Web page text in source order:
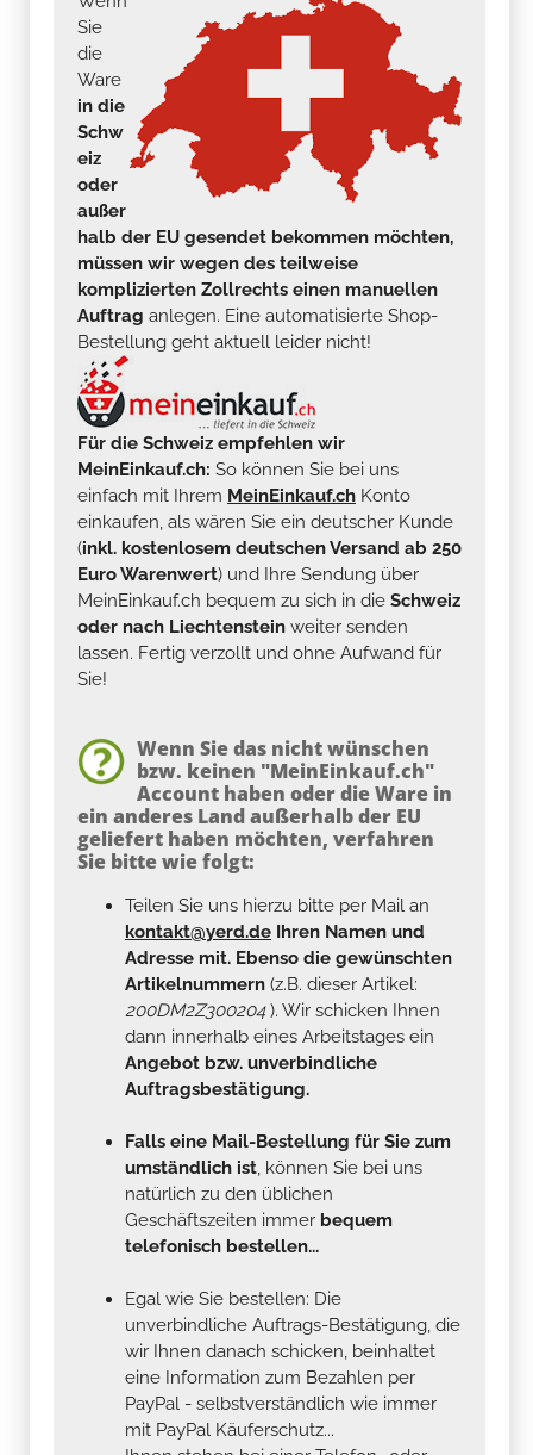
Sie
die
Ware
in die
Schw
eiz
oder
außer
halb der EU gesendet bekommen möchten,
müssen wir wegen des teilweise
komplizierten Zollrechts einen manuellen
Auftrag anlegen. Eine automatisierte Shop-
Bestellung geht aktuell leider nicht!
Für die Schweiz empfehlen wir
MeinEinkauf.ch: So können Sie bei uns
einfach mit Ihrem MeinEinkauf.ch Konto
einkaufen, als wären Sie ein deutscher Kunde
(inkl. kostenlosem deutschen Versand ab 250
Euro Warenwert) und Ihre Sendung über
MeinEinkauf.ch bequem zu sich in die Schweiz
oder nach Liechtenstein weiter senden
lassen. Fertig verzollt und ohne Aufwand für
Sie!
Wenn Sie das nicht wünschen
bzw. keinen "MeinEinkauf.ch"
Account haben oder die Ware in
ein anderes Land außerhalb der EU
geliefert haben möchten, verfahren
Sie bitte wie folgt:
Teilen Sie uns hierzu bitte per Mail an
kontakt@yerd.de Ihren Namen und
Adresse mit. Ebenso die gewünschten
Artikelnummern (z.B. dieser Artikel:
200DM2Z300204). Wir schicken Ihnen
dann innerhalb eines Arbeitstages ein
Angebot bzw. unverbindliche
Auftragsbestätigung.
Falls eine Mail-Bestellung für Sie zum
umständlich ist, können Sie bei uns
natürlich zu den üblichen
Geschäftszeiten immer bequem
telefonisch bestellen...
Egal wie Sie bestellen: Die
unverbindliche Auftrags-Bestätigung, die
wir Ihnen danach schicken, beinhaltet
eine Information zum Bezahlen per
PayPal - selbstverständlich wie immer
mit PayPal Käuferschutz...